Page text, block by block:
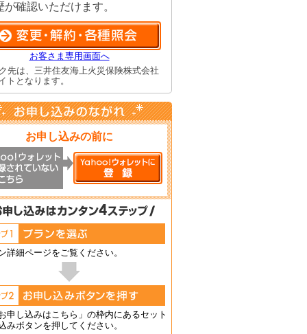
が確認いただけます。
お客さま専用画面へ
先は、三井住友海上火災保険株式会社
トとなります。
お申し込みの前に
詳細ページをご覧ください。
申し込みはこちら」の枠内にあるセット
みボタンを押してください。